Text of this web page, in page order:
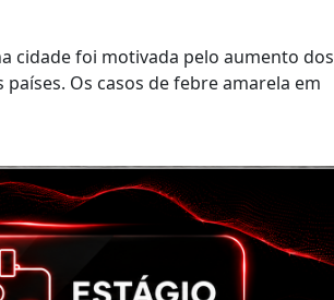
cidade foi motivada pelo aumento dos
Os casos de febre amarela em